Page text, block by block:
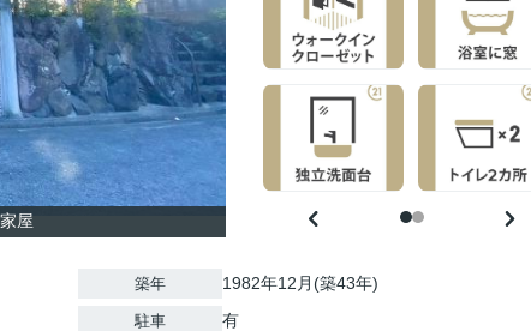
屋
築年 1982年12月(築43年)
駐車 有